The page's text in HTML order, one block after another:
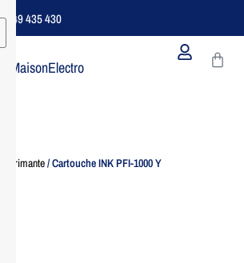
49 435 430
MaisonElectro
Imprimante/ Cartouche INK PFI-1000 Y